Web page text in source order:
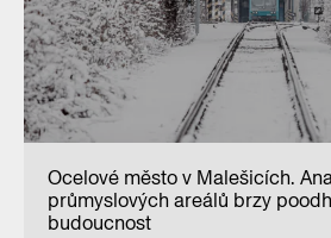
Ocelové město v Malešicích.
průmyslových areálů brzy
budoucnost